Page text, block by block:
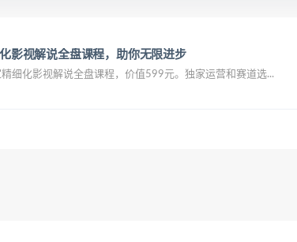
影视解说全盘课程，助你无限进步
细化影视解说全盘课程，价值599元。独家运营和赛道选...